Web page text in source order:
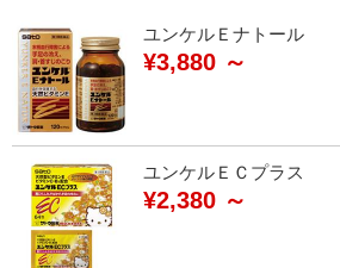
ユンケルＥナトール
¥3,880 ～
ユンケルＥＣプラス
¥2,380 ～